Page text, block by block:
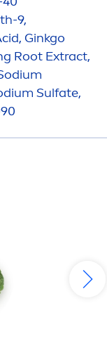
9,
Ginkgo
Root Extract,
Sulfate,